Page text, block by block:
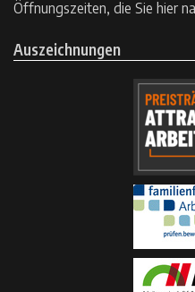
Öffnungszeiten, die Sie hier
Auszeichnungen